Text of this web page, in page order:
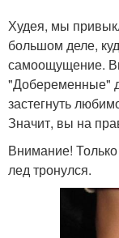
Худея, мы
большом деле,
самоощущение.
"Добеременные"
застегнуть
Значит, вы на
Внимание! Только
лед тронулся.